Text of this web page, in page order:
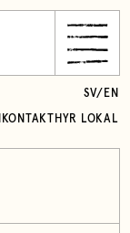
KONTAKT HYR LOKAL
SV/ EN